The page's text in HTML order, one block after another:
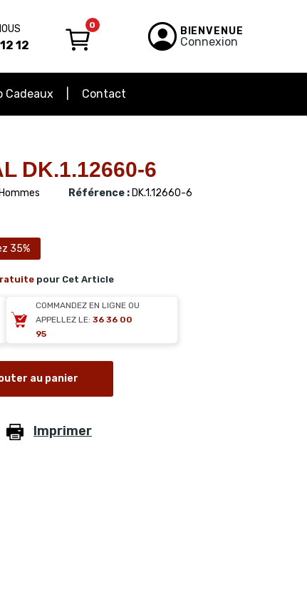
12
0 BIENVENUE
Connexion
Cadeaux Contact
DK.1.12660-6
Hommes Référence : DK.1.12660-6
35%
pour Cet Article
COMMANDEZ EN LIGNE OU
APPELLEZ LE: 36 36 00
95
au panier
Imprimer